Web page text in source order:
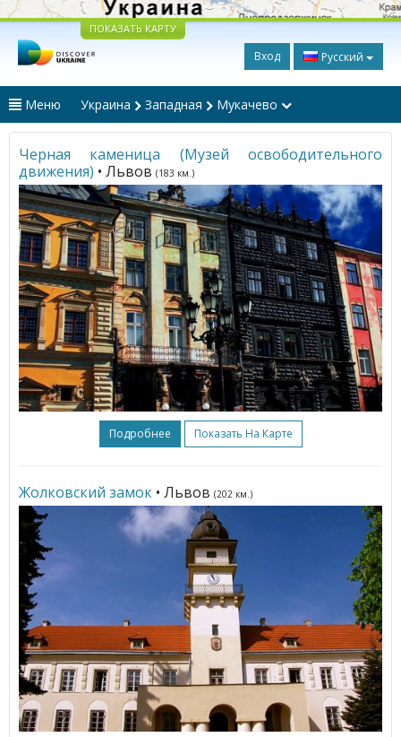
ПОКАЗАТЬ КАРТУ
Вход Русский
Меню Украина Западная Мукачево
Черная каменица (Музей освободительного
движения) • Львов (183 км.)
Подробнее Показать На Карте
Жолковский замок • Львов (202 км.)